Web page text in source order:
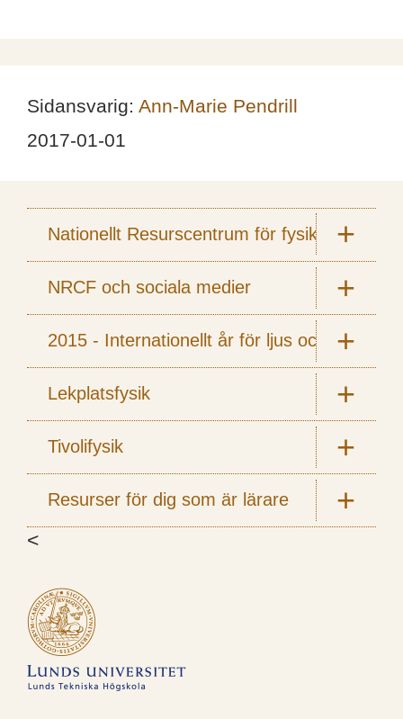
Sidansvarig: Ann-Marie Pendrill
2017-01-01
Nationellt Resurscentrum för fysik
NRCF och sociala medier
2015 - Internationellt år för ljus och
Lekplatsfysik
Tivolifysik
Resurser för dig som är lärare
<